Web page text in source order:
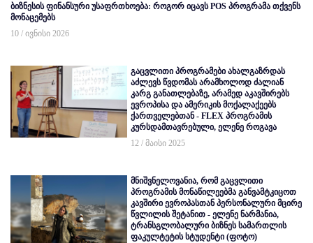
ბიზნესის ფინანსური უსაფრთხოება: როგორ იცავს POS პროგრამა თქვენს
მონაცემებს
10 / ივნისი 2026
გაცვლითი პროგრამები ახალგაზრდას
აძლევს წვდომას არამხოლოდ ძალიან
კარგ განათლებაზე, არამედ აკავშირებს
ევროპისა და ამერიკის მოქალაქეებს
ქართველებთან - FLEX პროგრამის
კურსდამთავრებული, ელენე როგავა
12 / მაისი 2025
მნიშვნელოვანია, რომ გაცვლითი
პროგრამის მონაწილეებმა განვამტკიცოთ
კავშირი ევროპასთან პერსონალური მცირე
წვლილის შეტანით - ელენე ნარმანია,
ტრანსგლობალური ბიზნეს სამართლის
ფაკულტეტის სტუდენტი (ფოტო)